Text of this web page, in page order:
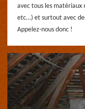
avec tous les matériaux
etc…) et surtout avec
Appelez-nous donc !